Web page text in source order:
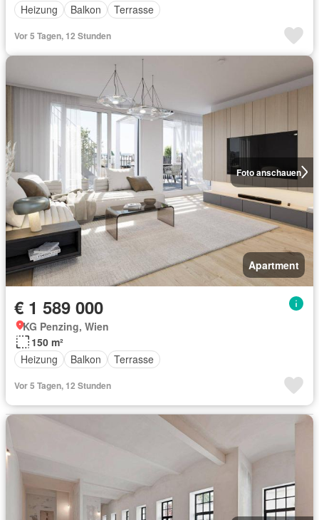
Heizung
Balkon Terrasse
Vor 5 Tagen, 12 Stunden
Foto anschauen
Apartment
€ 1 589 000
KG Penzing, Wien
150 m²
Heizung
Balkon Terrasse
Vor 5 Tagen, 12 Stunden